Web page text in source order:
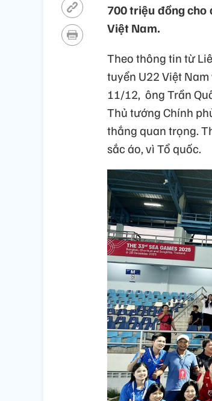
700 triệu đồng cho
Việt Nam.
Theo thông tin từ
tuyển U22 Việt
11/12, ông Trần
Thủ tướng Chính
thắng quan trọng.
sắc áo, vì Tổ quốc.